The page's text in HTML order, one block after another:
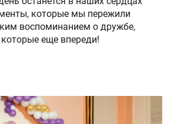
которые мы пережили
воспоминанием о дружбе,
еще впереди!